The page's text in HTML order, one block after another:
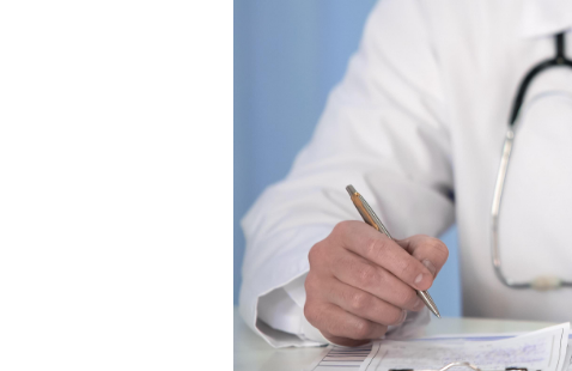
Pourquoi votre ventre
gâche-t-il les premiers
jours de vos vacances ?
Fortes chaleurs :
pourquoi le risque de
noyade grimpe-t-il ?
Le Viagra pourrait-il
freiner la propagation du
cancer ?